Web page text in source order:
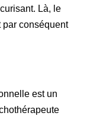
Là, le
par conséquent
est un